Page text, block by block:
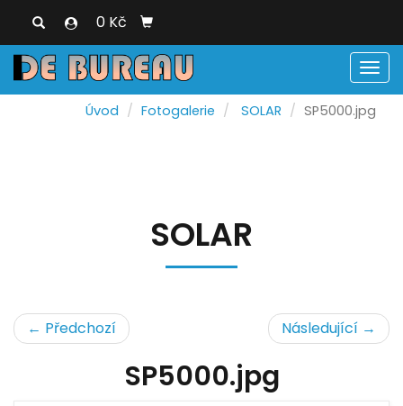
0 Kč
Úvod Fotogalerie SOLAR SP5000.jpg
SOLAR
← Předchozí Následující →
SP5000.jpg